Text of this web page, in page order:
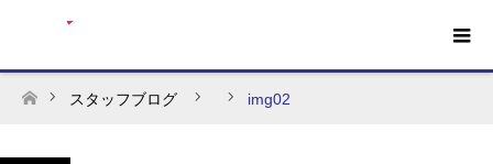
ホーム
スタッフブログ img02